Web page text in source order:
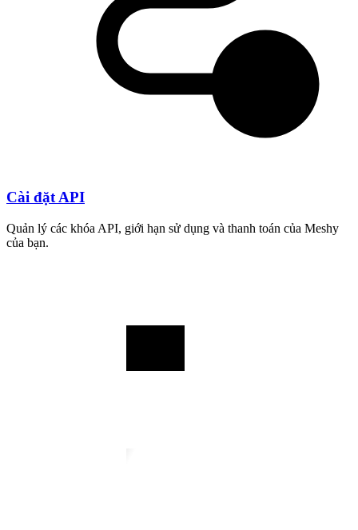
Cài đặt API
Quản lý các khóa API, giới hạn sử dụng và thanh toán của Meshy
của bạn.